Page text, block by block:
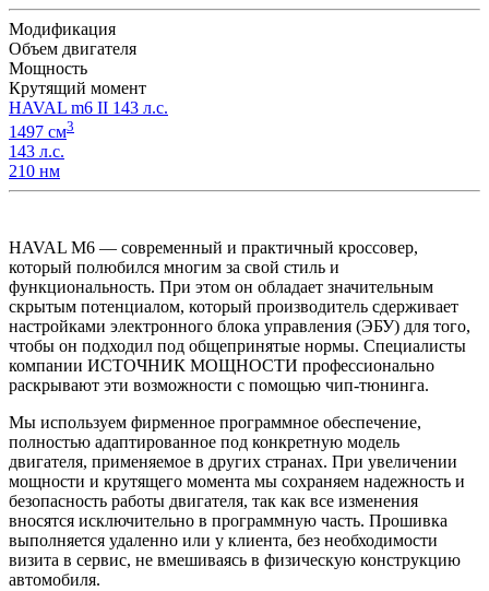
Модификация
Объем двигателя
Мощность
Крутящий момент
HAVAL m6 II 143 л.с.
1497 см3
143 л.с.
210 нм
HAVAL M6 — современный и практичный кроссовер,
который полюбился многим за свой стиль и
функциональность. При этом он обладает значительным
скрытым потенциалом, который производитель сдерживает
настройками электронного блока управления (ЭБУ) для того,
чтобы он подходил под общепринятые нормы. Специалисты
компании ИСТОЧНИК МОЩНОСТИ профессионально
раскрывают эти возможности с помощью чип-тюнинга.
Мы используем фирменное программное обеспечение,
полностью адаптированное под конкретную модель
двигателя, применяемое в других странах. При увеличении
мощности и крутящего момента мы сохраняем надежность и
безопасность работы двигателя, так как все изменения
вносятся исключительно в программную часть. Прошивка
выполняется удаленно или у клиента, без необходимости
визита в сервис, не вмешиваясь в физическую конструкцию
автомобиля.